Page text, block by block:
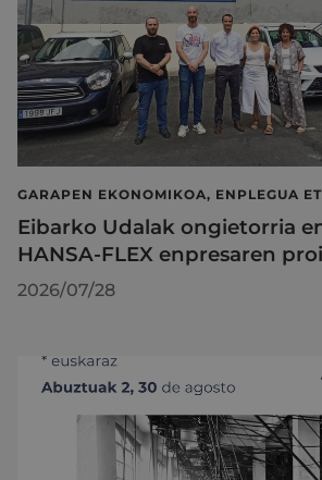
GARAPEN EKONOMIKOA, ENPLEGUA
Eibarko Udalak ongietorria
HANSA-FLEX enpresaren
2026/07/28